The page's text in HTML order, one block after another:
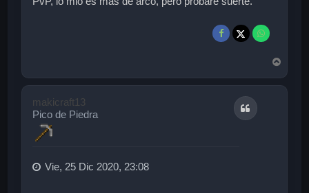
r
makicraft13
Pico de Piedra
Citar
Vie, 25 Dic 2020, 23:08